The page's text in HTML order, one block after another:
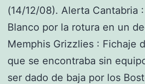
(14/12/08). Alerta Cantabria
Blanco por la rotura en un
Memphis Grizzlies : Fichaje
que se encontraba sin
ser dado de baja por los